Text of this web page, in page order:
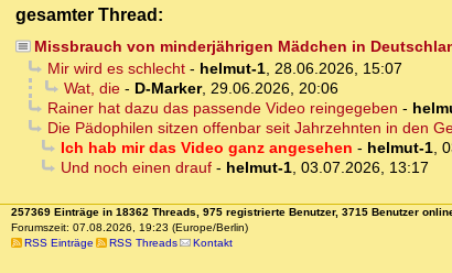
gesamter Thread:
Missbrauch von minderjährigen Mädchen in
Mir wird es schlecht- helmut-1, 28.06.2026, 15:07
Wat, die- D-Marker, 29.06.2026, 20:06
Rainer hat dazu das passende Video reingegeben -
Die Pädophilen sitzen offenbar seit Jahrzehnten in den
Ich hab mir das Video ganz angesehen - helmut-1,
Und noch einen drauf- helmut-1, 03.07.2026, 13:17
257369 Einträge in 18362 Threads, 975 registrierte Benutzer, 3715 Benutzer
Forumszeit: 07.08.2026, 19:23 (Europe/Berlin)
RSS Einträge
RSS Threads Kontakt